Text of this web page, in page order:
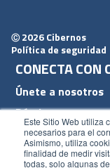
Este Sitio Web utiliza
necesarios para el
Asimismo, utiliza
finalidad de medir
todas, solo algunas
Ⓒ 2026 Cibernos
Política de seguridad
CONECTA CON
Únete a nosotros
Dónde estamos
Conoce nuestro